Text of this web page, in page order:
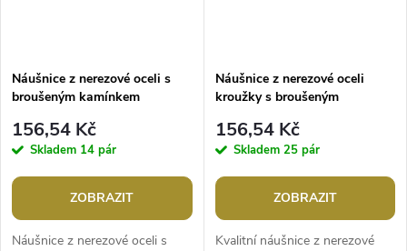
Náušnice z nerezové oceli s
broušeným kamínkem
156,54 Kč
Skladem 14 pár
ZOBRAZIT
Náušnice z nerezové oceli s
Náušnice z nerezové oceli
kroužky s broušeným
156,54 Kč
Skladem 25 pár
ZOBRAZIT
Kvalitní náušnice z nerezové